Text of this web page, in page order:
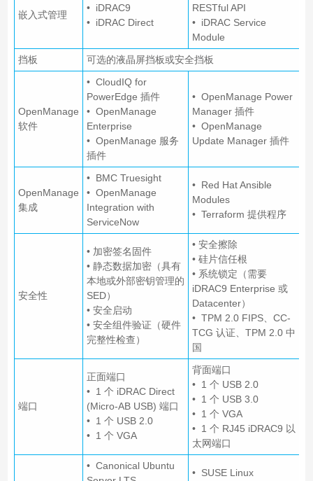
嵌入式管理
• iDRAC9
• iDRAC Direct
RESTful API
• iDRAC Service
Module
挡板
可选的液晶屏挡板或安全挡板
OpenManage
软件
• CloudIQ for
PowerEdge 插件
• OpenManage
Enterprise
• OpenManage 服务
插件
• OpenManage Power
Manager 插件
• OpenManage
Update Manager 插件
OpenManage
集成
• BMC Truesight
• OpenManage
Integration with
ServiceNow
• Red Hat Ansible
Modules
• Terraform 提供程序
安全性
• 加密签名固件
• 静态数据加密（具有
本地或外部密钥管理的
SED）
• 安全启动
• 安全组件验证（硬件
完整性检查）
• 安全擦除
• 硅片信任根
• 系统锁定（需要
iDRAC9 Enterprise 或
Datacenter）
• TPM 2.0 FIPS、CC-
TCG 认证、TPM 2.0 中
国
端口
正面端口
• 1 个 iDRAC Direct
(Micro-AB USB) 端口
• 1 个 USB 2.0
• 1 个 VGA
背面端口
• 1 个 USB 2.0
• 1 个 USB 3.0
• 1 个 VGA
• 1 个 RJ45 iDRAC9 以
太网端口
• Canonical Ubuntu
• SUSE Linux